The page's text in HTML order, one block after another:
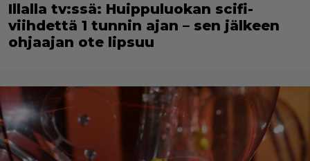
Illalla tv:ssä: Huippuluokan scifi-
viihdettä 1 tunnin ajan – sen jälkeen
ohjaajan ote lipsuu